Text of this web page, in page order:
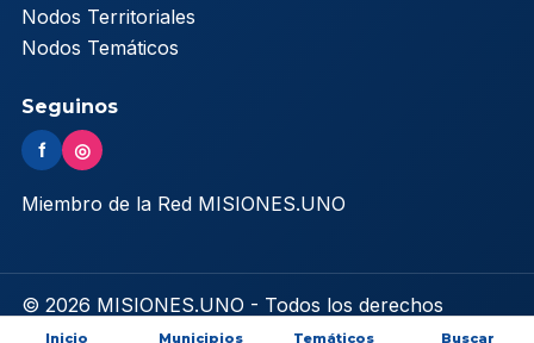
Nodos Territoriales
Nodos Temáticos
Seguinos
f ◎
Miembro de la Red MISIONES.UNO
© 2026 MISIONES.UNO - Todos los derechos
reservados
Inicio Municipios Temáticos Buscar